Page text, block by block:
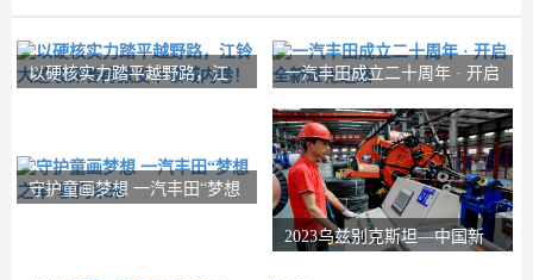
以硬核实力踏平越野路，江
一汽丰田成立二十周年 · 开启
守护童画梦想 一汽丰田“梦想
2023乌兹别克斯坦—中国新